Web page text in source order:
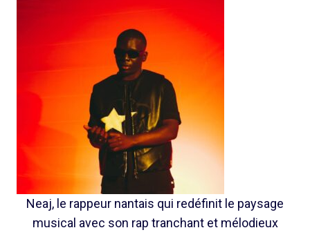
Neaj, le rappeur nantais qui redéfinit le paysage
musical avec son rap tranchant et mélodieux